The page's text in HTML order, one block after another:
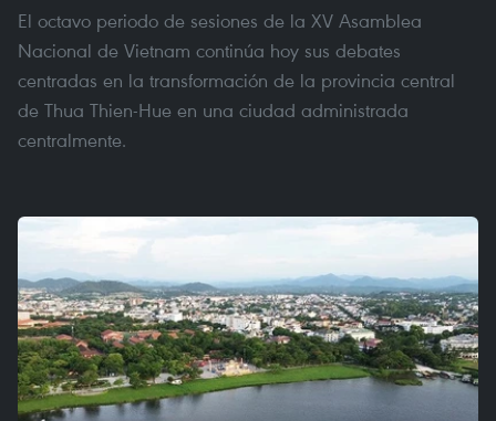
El octavo periodo de sesiones de la XV Asamblea
Nacional de Vietnam continúa hoy sus debates
centradas en la transformación de la provincia central
de Thua Thien-Hue en una ciudad administrada
centralmente.